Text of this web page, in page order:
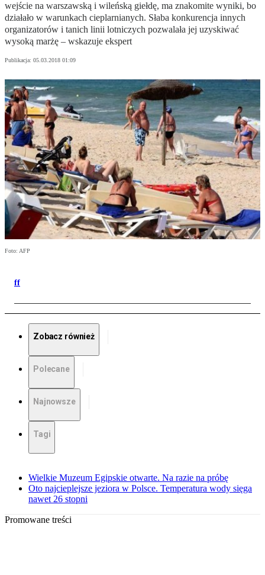
wejście na warszawską i wileńską giełdę, ma znakomite wyniki, bo
działało w warunkach cieplarnianych. Słaba konkurencja innych
organizatorów i tanich linii lotniczych pozwalała jej uzyskiwać
wysoką marżę – wskazuje ekspert
Publikacja: 05.03.2018 01:09
Foto: AFP
ff
Zobacz również
Polecane
Najnowsze
Tagi
Wielkie Muzeum Egipskie otwarte. Na razie na próbę
Oto najcieplejsze jeziora w Polsce. Temperatura wody sięga
nawet 26 stopni
Promowane treści